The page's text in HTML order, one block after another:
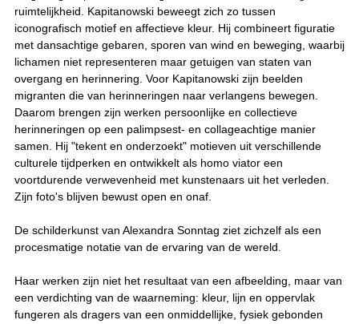
ruimtelijkheid. Kapitanowski beweegt zich zo tussen
iconografisch motief en affectieve kleur. Hij combineert figuratie
met dansachtige gebaren, sporen van wind en beweging, waarbij
lichamen niet representeren maar getuigen van staten van
overgang en herinnering. Voor Kapitanowski zijn beelden
migranten die van herinneringen naar verlangens bewegen.
Daarom brengen zijn werken persoonlijke en collectieve
herinneringen op een palimpsest- en collageachtige manier
samen. Hij "tekent en onderzoekt" motieven uit verschillende
culturele tijdperken en ontwikkelt als homo viator een
voortdurende verwevenheid met kunstenaars uit het verleden.
Zijn foto's blijven bewust open en onaf.
De schilderkunst van Alexandra Sonntag ziet zichzelf als een
procesmatige notatie van de ervaring van de wereld.
Haar werken zijn niet het resultaat van een afbeelding, maar van
een verdichting van de waarneming: kleur, lijn en oppervlak
fungeren als dragers van een onmiddellijke, fysiek gebonden